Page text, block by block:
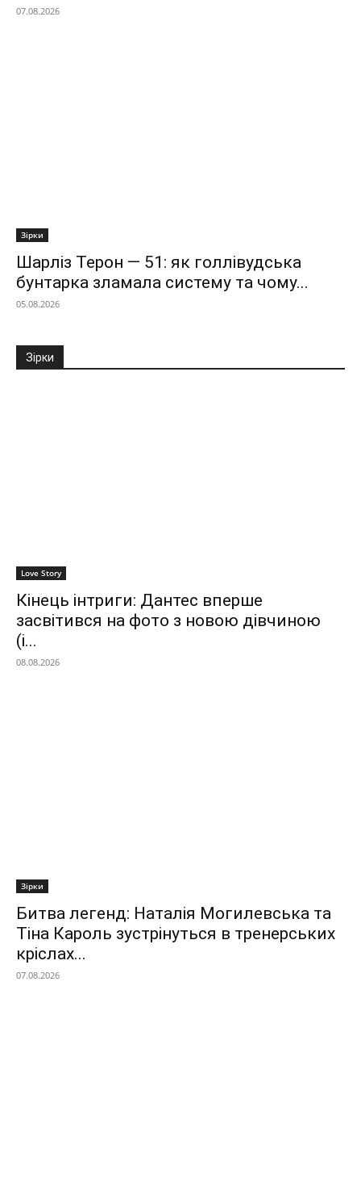
07.08.2026
Зірки
Шарліз Терон — 51: як голлівудська
бунтарка зламала систему та чому...
05.08.2026
Зірки
Love Story
Кінець інтриги: Дантес вперше
засвітився на фото з новою дівчиною
(і...
08.08.2026
Зірки
Битва легенд: Наталія Могилевська та
Тіна Кароль зустрінуться в тренерських
кріслах...
07.08.2026